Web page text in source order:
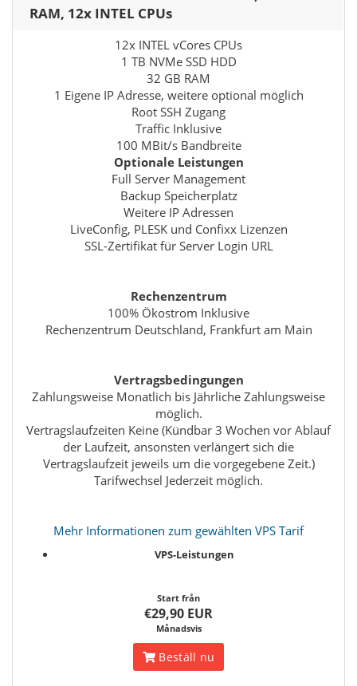
RAM, 12x INTEL CPUs
12x INTEL vCores CPUs
1 TB NVMe SSD HDD
32 GB RAM
1 Eigene IP Adresse, weitere optional möglich
Root SSH Zugang
Traffic Inklusive
100 MBit/s Bandbreite
Optionale Leistungen
Full Server Management
Backup Speicherplatz
Weitere IP Adressen
LiveConfig, PLESK und Confixx Lizenzen
SSL-Zertifikat für Server Login URL
Rechenzentrum
100% Ökostrom Inklusive
Rechenzentrum Deutschland, Frankfurt am Main
Vertragsbedingungen
Zahlungsweise Monatlich bis Jährliche Zahlungsweise
möglich.
Vertragslaufzeiten Keine (Kündbar 3 Wochen vor Ablauf
der Laufzeit, ansonsten verlängert sich die
Vertragslaufzeit jeweils um die vorgegebene Zeit.)
Tarifwechsel Jederzeit möglich.
Mehr Informationen zum gewählten VPS Tarif
VPS-Leistungen
Start från
€29,90 EUR
Månadsvis
Beställ nu